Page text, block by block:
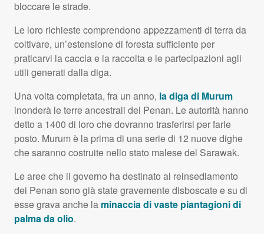
bloccare le strade.
Le loro richieste comprendono appezzamenti di terra da
coltivare, un’estensione di foresta sufficiente per
praticarvi la caccia e la raccolta e le partecipazioni agli
utili generati dalla diga.
Una volta completata, fra un anno, la diga di Murum
inonderà le terre ancestrali dei Penan. Le autorità hanno
detto a 1400 di loro che dovranno trasferirsi per farle
posto. Murum è la prima di una serie di 12 nuove dighe
che saranno costruite nello stato malese del Sarawak.
Le aree che il governo ha destinato al reinsediamento
dei Penan sono già state gravemente disboscate e su di
esse grava anche la minaccia di vaste piantagioni di
palma da olio.